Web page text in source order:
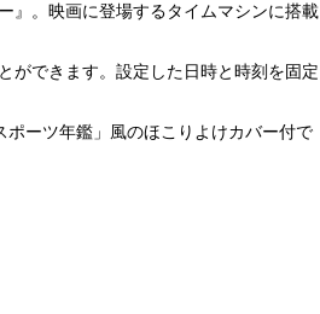
』。映画に登場するタイムマシンに搭載
ができます。設定した日時と時刻を固定
ーツ年鑑」風のほこりよけカバー付で